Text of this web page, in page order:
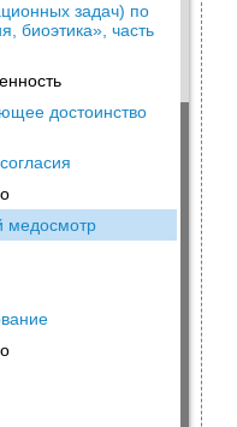
задач) по
биоэтика», часть
достоинство
медосмотр